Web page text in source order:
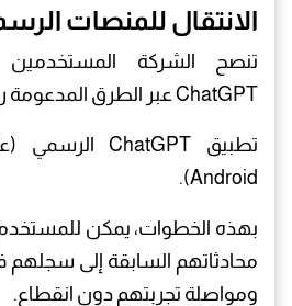
​الانتقال للمنصات
تنصح الشركة المستخدمين
ChatGPT عبر الطرق المدعومة رسميًا:
Android).
​بهذه الخطوات، يمكن
ومواصلة تجربتهم دون انقطاع.